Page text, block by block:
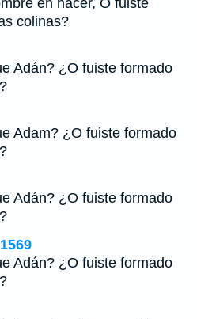
en nacer, O fuiste
colinas?
Adán? ¿O fuiste formado
Adam? ¿O fuiste formado
Adán? ¿O fuiste formado
Adán? ¿O fuiste formado